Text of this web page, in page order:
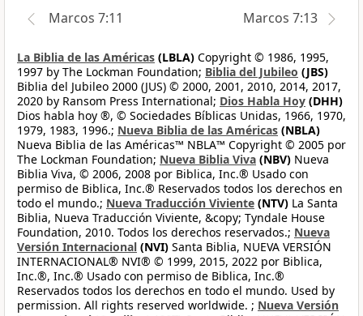
Marcos 7:11
Marcos 7:13
La Biblia de las Américas (LBLA) Copyright © 1986, 1995,
1997 by The Lockman Foundation; Biblia del Jubileo (JBS)
Biblia del Jubileo 2000 (JUS) © 2000, 2001, 2010, 2014, 2017,
2020 by Ransom Press International; Dios Habla Hoy (DHH)
Dios habla hoy ®, © Sociedades Bíblicas Unidas, 1966, 1970,
1979, 1983, 1996.; Nueva Biblia de las Américas (NBLA)
Nueva Biblia de las Américas™ NBLA™ Copyright © 2005 por
The Lockman Foundation; Nueva Biblia Viva (NBV) Nueva
Biblia Viva, © 2006, 2008 por Biblica, Inc.® Usado con
permiso de Biblica, Inc.® Reservados todos los derechos en
todo el mundo.; Nueva Traducción Viviente (NTV) La Santa
Biblia, Nueva Traducción Viviente, &copy; Tyndale House
Foundation, 2010. Todos los derechos reservados.; Nueva
Versión Internacional (NVI) Santa Biblia, NUEVA VERSIÓN
INTERNACIONAL® NVI® © 1999, 2015, 2022 por Biblica,
Inc.®, Inc.® Usado con permiso de Biblica, Inc.®
Reservados todos los derechos en todo el mundo. Used by
permission. All rights reserved worldwide. ; Nueva Versión